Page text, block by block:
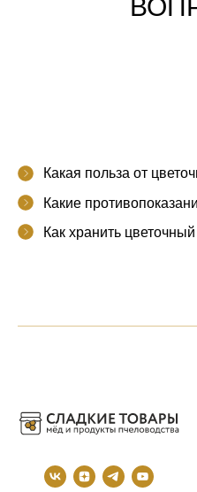
Какая польза от
Какие
Как хранить